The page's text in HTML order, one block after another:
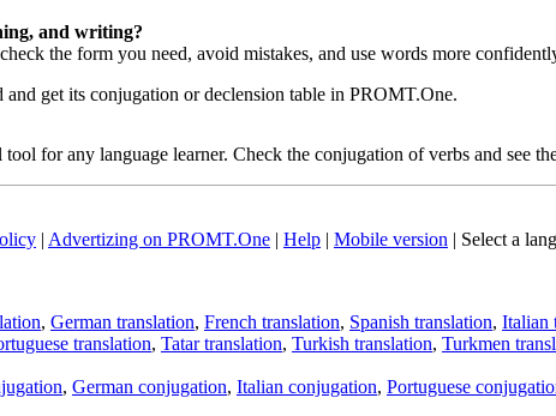
and writing?
the form you need, avoid mistakes, and use words more
and get its conjugation or declension table in PROMT.One.
for any language learner. Check the conjugation of verbs and see
| Advertizing on PROMT.One | Help | Mobile version | Select a
, German translation, French translation, Spanish translation, Italian
translation, Tatar translation, Turkish translation, Turkmen
, German conjugation, Italian conjugation, Portuguese